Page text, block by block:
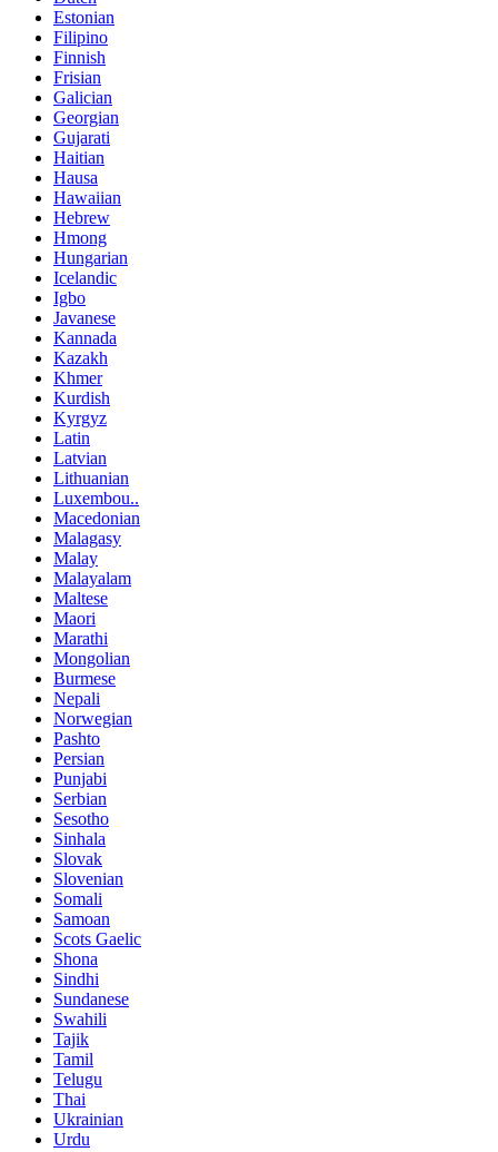
Estonian
Filipino
Finnish
Frisian
Galician
Georgian
Gujarati
Haitian
Hausa
Hawaiian
Hebrew
Hmong
Hungarian
Icelandic
Igbo
Javanese
Kannada
Kazakh
Khmer
Kurdish
Kyrgyz
Latin
Latvian
Lithuanian
Luxembou..
Macedonian
Malagasy
Malay
Malayalam
Maltese
Maori
Marathi
Mongolian
Burmese
Nepali
Norwegian
Pashto
Persian
Punjabi
Serbian
Sesotho
Sinhala
Slovak
Slovenian
Somali
Samoan
Scots Gaelic
Shona
Sindhi
Sundanese
Swahili
Tajik
Tamil
Telugu
Thai
Ukrainian
Urdu